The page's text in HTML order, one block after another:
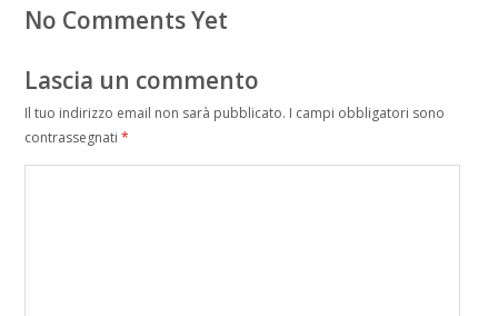
No Comments Yet
Lascia un commento
Il tuo indirizzo email non sarà pubblicato. I campi obbligatori sono
contrassegnati *